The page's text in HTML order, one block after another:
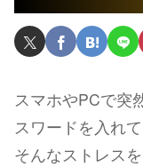
スマホやPCで突
スワードを入れ
そんなストレス